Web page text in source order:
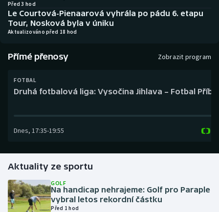
Biatlon
Curling
Florbal
Golf
Gymnastika
Aplikace ČT sport
Před 3 hod
Le Courtová-Pienaarová vyhrála po pádu 6. etapu
Tour, Nosková byla v úniku
Aktualizováno před 18 hod
Přímé přenosy Zobrazit program
FOTBAL
Druhá fotbalová liga: Vysočina Jihlava – Fotbal
Dnes, 17:35-19:55
Aktuality ze sportu
GOLF
Na handicap nehrajeme: Golf pro Paraple
vybral letos rekordní částku
Před 1 hod